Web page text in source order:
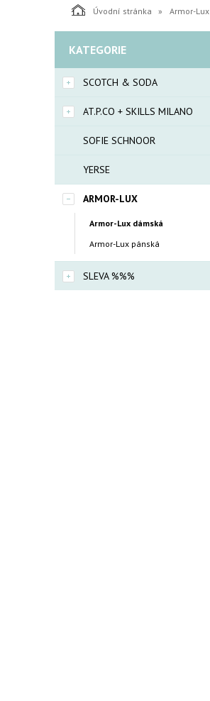
Úvodní stránka Armor-Lux
KATEGORIE
SCOTCH & SODA
AT.P.CO + SKILLS MILANO
SOFIE SCHNOOR
YERSE
ARMOR-LUX
Armor-Lux dámská
Armor-Lux pánská
SLEVA %%%